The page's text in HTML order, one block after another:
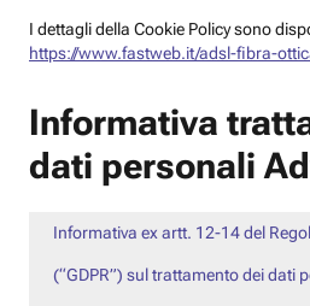
I dettagli della Cookie Policy sono
https://www.fastweb.it/adsl-fibra-
Informativa
dati personali
Informativa ex artt. 12-14 del
(“GDPR”) sul trattamento dei dati